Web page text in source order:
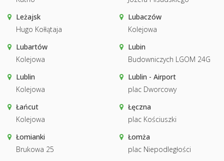
Leżajsk
Hugo Kołłątaja
Lubaczów
Kolejowa
Lubartów
Kolejowa
Lubin
Budowniczych LGOM 24G
Lublin
Kolejowa
Lublin - Airport
plac Dworcowy
Łańcut
Kolejowa
Łęczna
plac Kościuszki
Łomianki
Brukowa 25
Łomża
plac Niepodległości